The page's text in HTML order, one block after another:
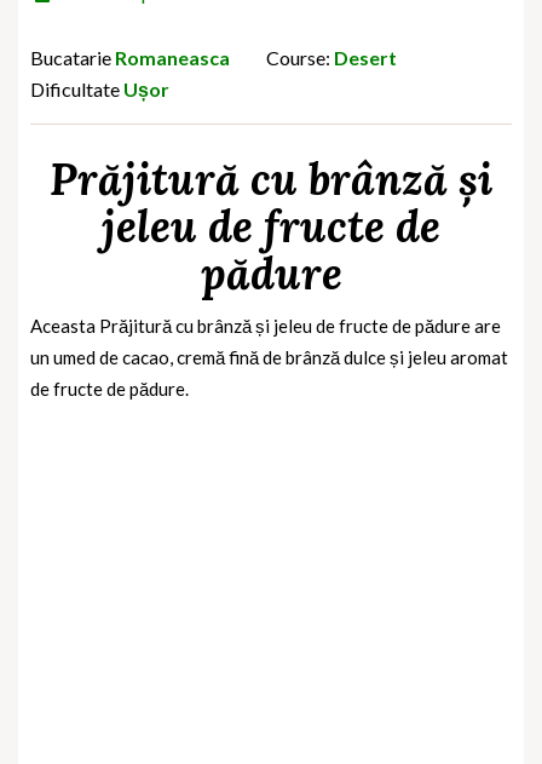
Bucatarie Romaneasca Course: Desert
Dificultate Ușor
Prăjitură cu brânză și
jeleu de fructe de
pădure
Aceasta Prăjitură cu brânză și jeleu de fructe de pădure are
unumed de cacao, cremă fină de brânză dulce și jeleu aromat
de fructe de pădure.